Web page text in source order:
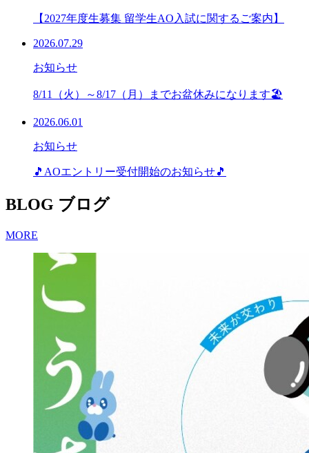
【2027年度生募集 留学生AO入試に関するご案内】
2026.07.29
お知らせ
8/11（火）～8/17（月）までお盆休みになります🏖
2026.06.01
お知らせ
🎵AOエントリー受付開始のお知らせ🎵
BLOG ブログ
MORE